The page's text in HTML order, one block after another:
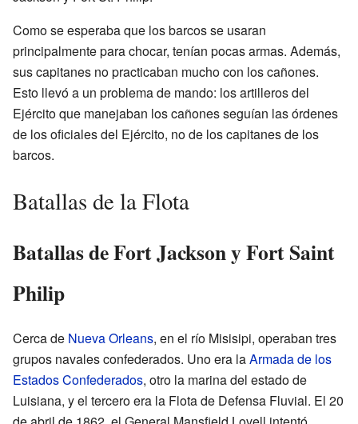
Como se esperaba que los barcos se usaran
principalmente para chocar, tenían pocas armas. Además,
sus capitanes no practicaban mucho con los cañones.
Esto llevó a un problema de mando: los artilleros del
Ejército que manejaban los cañones seguían las órdenes
de los oficiales del Ejército, no de los capitanes de los
barcos.
Batallas de la Flota
Batallas de Fort Jackson y Fort Saint
Philip
Cerca de Nueva Orleans, en el río Misisipi, operaban tres
grupos navales confederados. Uno era laArmada de los
Estados Confederados, otro la marina del estado de
Luisiana, y el tercero era la Flota de Defensa Fluvial. El 20